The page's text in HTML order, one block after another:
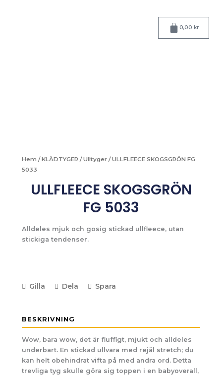
0,00 kr
Varukorg
Hem /KLÄDTYGER /Ulltyger / ULLFLEECE SKOGSGRÖN FG
5033
ULLFLEECE SKOGSGRÖN
FG 5033
Alldeles mjuk och gosig stickad ullfleece, utan
stickiga tendenser.
Gilla Dela Spara
BESKRIVNING
Wow, bara wow, det är fluffigt, mjukt och alldeles
underbart. En stickad ullvara med rejäl stretch; du
kan helt obehindrat vifta på med andra ord. Detta
trevliga tyg skulle göra sig toppen i en babyoverall,